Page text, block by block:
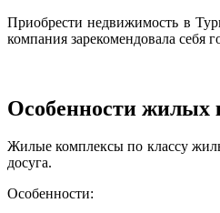
Приобрести недвижимость в
компания зарекомендовала себя
Особенности жилых
Жилые комплексы по классу
досуга.
Особенности: